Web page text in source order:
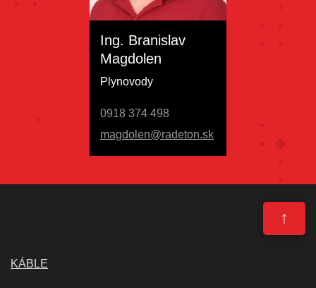
Ing. Branislav
Magdolen
Plynovody
0918 374 498
magdolen@radeton.sk
↑
KÁBLE